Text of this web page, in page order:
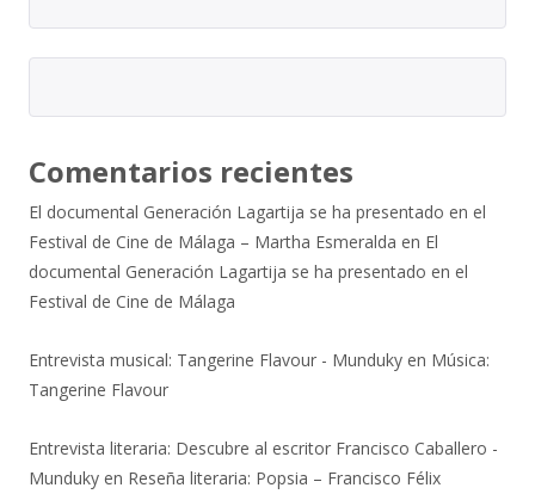
Comentarios recientes
El documental Generación Lagartija se ha presentado en el
Festival de Cine de Málaga – Martha Esmeralda en El
documental Generación Lagartija se ha presentado en el
Festival de Cine de Málaga
Entrevista musical: Tangerine Flavour - Munduky en Música:
Tangerine Flavour
Entrevista literaria: Descubre al escritor Francisco Caballero -
Munduky en Reseña literaria: Popsia – Francisco Félix